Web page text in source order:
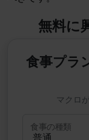
無料に
食事プラ
マクロ
食事の種類